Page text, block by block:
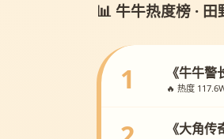
📊 牛牛热度榜 · 田
1 《牛牛警
🔥 热度
《大角传